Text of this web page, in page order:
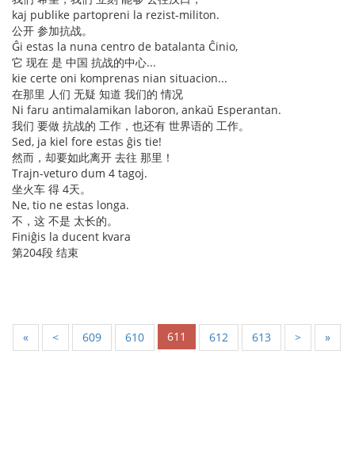
kaj publike partopreni la rezist-militon.
公开 参加抗战。
Ĝi estas la nuna centro de batalanta Ĉinio,
它 现在 是 中国 抗战的中心...
kie certe oni komprenas nian situacion...
在那里 人们 无疑 知道 我们的 情况
Ni faru antimalamikan laboron, ankaŭ Esperantan.
我们 要做 抗战的 工作，也还有 世界语的 工作。
Sed, ja kiel fore estas ĝis tie!
然而，却要如此离开 去往 那里！
Trajn-veturo dum 4 tagoj.
坐火车 得 4天。
Ne, tio ne estas longa.
不，这 不是 太长的。
Finiĝis la ducent kvara
第204段 结束
« < 609 610 611 612 613 > »